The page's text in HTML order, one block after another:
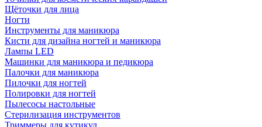
Щёточки для лица
Ногти
Инструменты для маникюра
Кисти для дизайна ногтей и маникюра
Лампы LED
Машинки для маникюра и педикюра
Палочки для маникюра
Пилочки для ногтей
Полировки для ногтей
Пылесосы настольные
Стерилизация инструментов
Триммеры для кутикул